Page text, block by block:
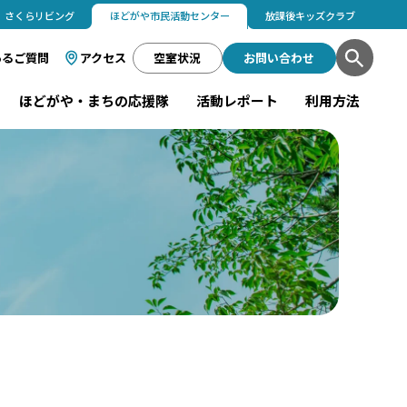
さくらリビング ほどがや市民活動センター 放課後キッズクラブ
ご質問 アクセス 空室状況 お問い合わせ
ほどがや・まちの応援隊 活動レポート 利用方法